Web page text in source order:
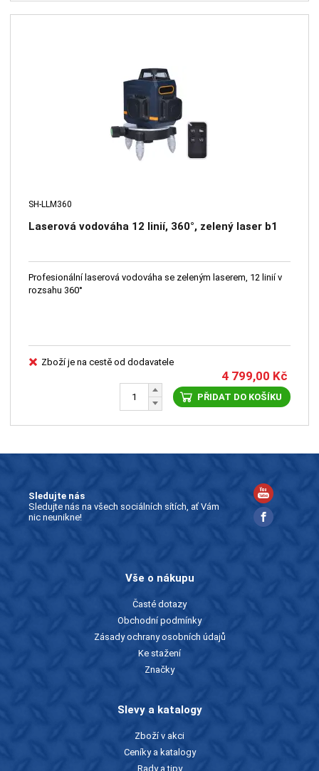
SH-LLM360
Laserová vodováha 12 linií, 360°, zelený laser b1
Profesionální laserová vodováha se zeleným laserem, 12 linií v
rozsahu 360°
Zboží je na cestě od dodavatele
4 799,00 Kč
PŘIDAT DO KOŠÍKU
Sledujte nás
Sledujte nás na všech sociálních sítích, ať Vám
nic neunikne!
Vše o nákupu
Časté dotazy
Obchodní podmínky
Zásady ochrany osobních údajů
Ke stažení
Značky
Slevy a katalogy
Zboží v akci
Ceníky a katalogy
Rady a tipy